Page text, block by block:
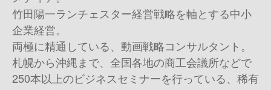
竹田陽一ランチェスター経営戦略を軸とする中小
企業経営。
両極に精通している、動画戦略コンサルタント。
札幌から沖縄まで、全国各地の商工会議所などで
250本以上のビジネスセミナーを行っている、稀有